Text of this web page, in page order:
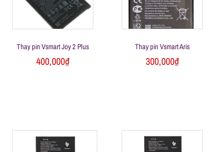
e
ử
Thay pin Vsmart Joy 2 Plus
400,000₫
Thay pin Vsmart Aris
300,000₫